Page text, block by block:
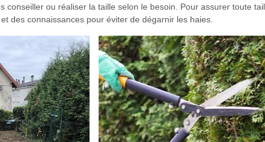
conseiller ou réaliser la taille selon le besoin. Pour assurer toute
des connaissances pour éviter de dégarnir les haies.